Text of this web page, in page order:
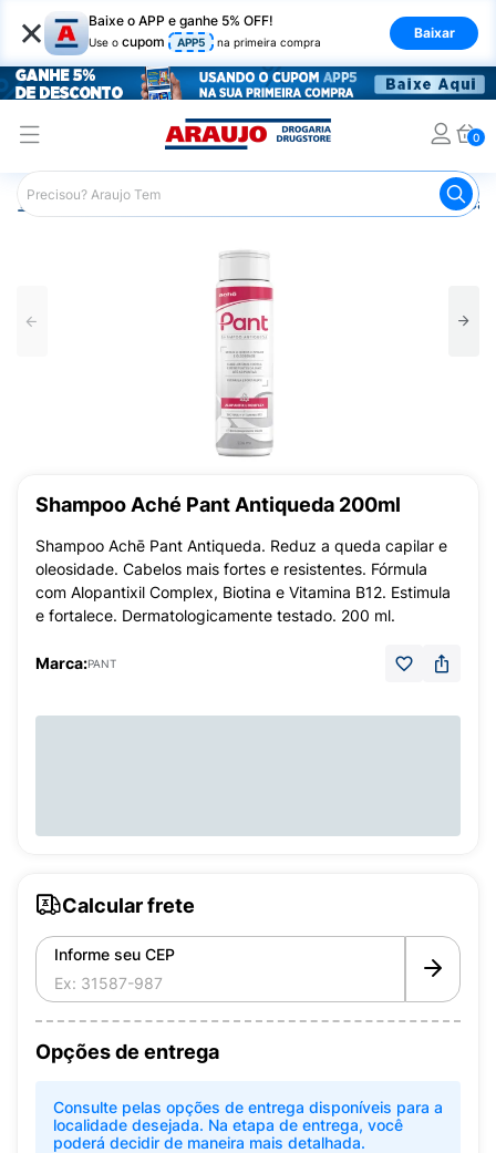
× Baixe o APP e ganhe 5% OFF!
Use o cupom APP5 na primeira compra
Baixar
0
Araujo Dermocosméticos Dermocosméticos para os
Shampoo Aché Pant Antiqueda 200ml
Shampoo Achē Pant Antiqueda. Reduz a queda capilar e
oleosidade. Cabelos mais fortes e resistentes. Fórmula
com Alopantixil Complex, Biotina e Vitamina B12. Estimula
e fortalece. Dermatologicamente testado. 200 ml.
Marca:PANT
Calcular frete
Informe seu CEP
Opções de entrega
Consulte pelas opções de entrega disponíveis para a
localidade desejada. Na etapa de entrega, você
poderá decidir de maneira mais detalhada.